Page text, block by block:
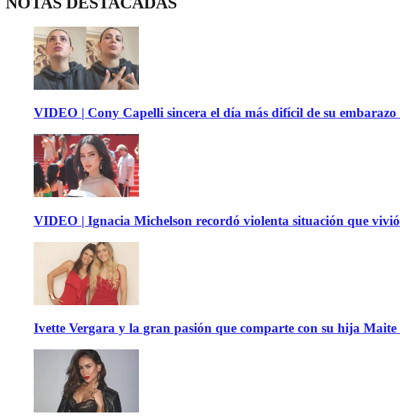
VIDEO | Cony Capelli sincera el día más difícil de su embarazo
VIDEO | Ignacia Michelson recordó violenta situación que
Ivette Vergara y la gran pasión que comparte con su hija Maite